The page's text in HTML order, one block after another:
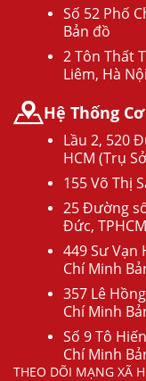
Số 52 Phố
Bản đồ
2 Tôn Thất
Liêm, Hà
Hệ Thống
Lầu 2, 520
HCM (Trụ
155 Võ Thị
25 Đường
Đức,
449 Sư Vạn
Chí Minh
357 Lê
Chí Minh
Số 9 Tô
Chí Minh
THEO DÕI MẠNG XÃ